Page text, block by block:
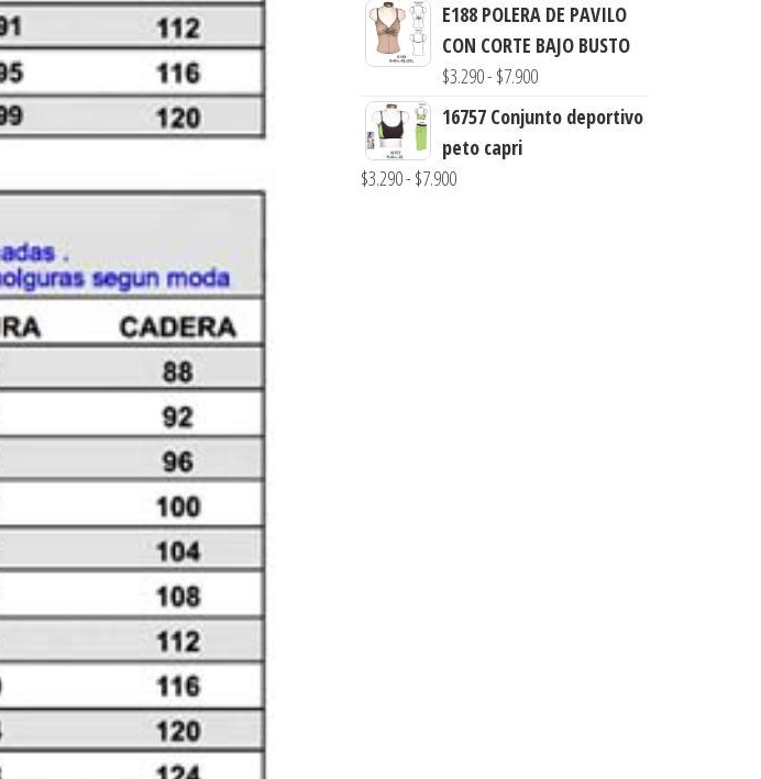
hasta
$7.900
precios:
desde
hasta
E188 POLERA DE PAVILO
CON CORTE BAJO BUSTO
$3.290- $7.900Rango
de
precios:
16757 Conjunto deportivo
peto capri
$3.290- $7.900Rango